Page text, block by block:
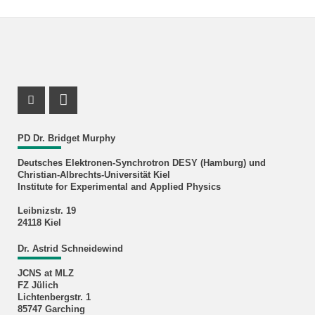
PD Dr. Bridget Murphy
Deutsches Elektronen-Synchrotron DESY (Hamburg) und
Christian-Albrechts-Universität Kiel
Institute for Experimental and Applied Physics
Leibnizstr. 19
24118 Kiel
Dr. Astrid Schneidewind
JCNS at MLZ
FZ Jülich
Lichtenbergstr. 1
85747 Garching
Profil Mastodon
LinkedIn Profil